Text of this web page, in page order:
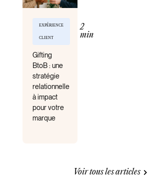
EXPÉRIENCE
CLIENT
2
min
Gifting
BtoB : une
stratégie
relationnelle
à impact
pour votre
marque
Voir tous les articles